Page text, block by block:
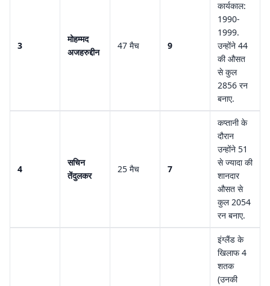
3
मोहम्मद
अजहरुद्दीन
47 मैच 9
कार्यकाल:
1990-
1999.
उन्होंने 44
की औसत
से कुल
2856 रन
बनाए.
4
सचिन
तेंदुलकर
25 मैच 7
कप्तानी के
दौरान
उन्होंने 51
से ज्यादा की
शानदार
औसत से
कुल 2054
रन बनाए.
इंग्लैंड के
खिलाफ 4
शतक
(उनकी